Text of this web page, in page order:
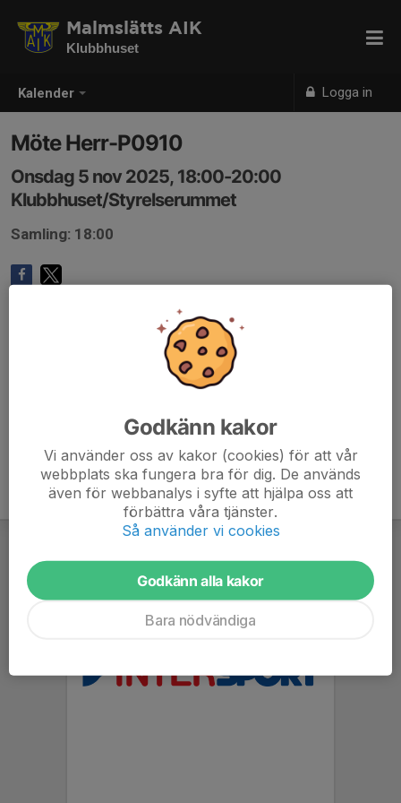
Kalender Logga in
Malmslätts AIK
Klubbhuset
Möte Herr-P0910
Onsdag 5 nov 2025, 18:00-20:00
Klubbhuset/Styrelserummet
Samling: 18:00
Godkänn kakor
Vi använder oss av kakor (cookies) för att vår
webbplats ska fungera bra för dig. De används
även för webbanalys i syfte att hjälpa oss att
förbättra våra tjänster.
Så använder vi cookies
Godkänn alla kakor
Bara nödvändiga